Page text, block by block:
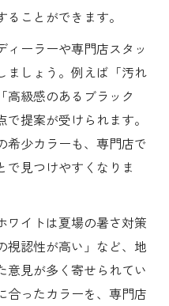
ことができます。
ィーラーや専門店スタッ
ましょう。例えば「汚れ
高級感のあるブラック
提案が受けられます。
希少カラーも、専門店で
で見つけやすくなりま
ワイトは夏場の暑さ対策
視認性が高い」など、地
意見が多く寄せられてい
合ったカラーを、専門店